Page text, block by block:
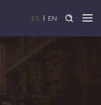
ES EN